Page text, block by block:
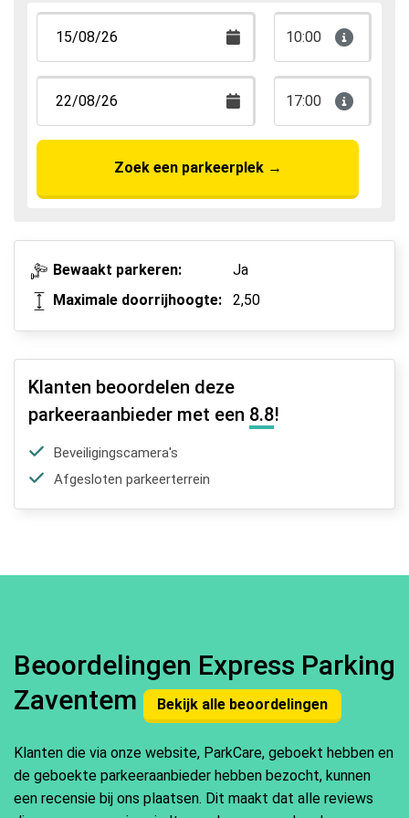
10:00
17:00
Zoek een parkeerplek→
Bewaakt parkeren:
Ja
Maximale doorrijhoogte:
2,50
Klanten beoordelen deze
parkeeraanbieder met een 8.8!
Beveiligingscamera's
Afgesloten parkeerterrein
Beoordelingen Express Parking
Zaventem
Bekijk alle beoordelingen
Klanten die via onze website, ParkCare, geboekt hebben en
de geboekte parkeeraanbieder hebben bezocht, kunnen
een recensie bij ons plaatsen. Dit maakt dat alle reviews